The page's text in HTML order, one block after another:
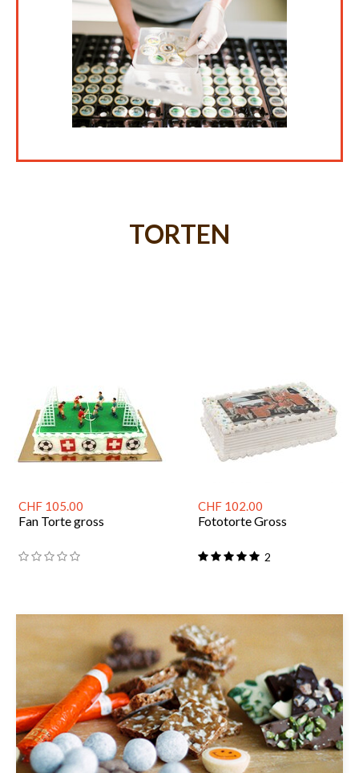
TORTEN
CHF 105.00
Fan Torte gross
CHF 102.00
Fototorte Gross
2